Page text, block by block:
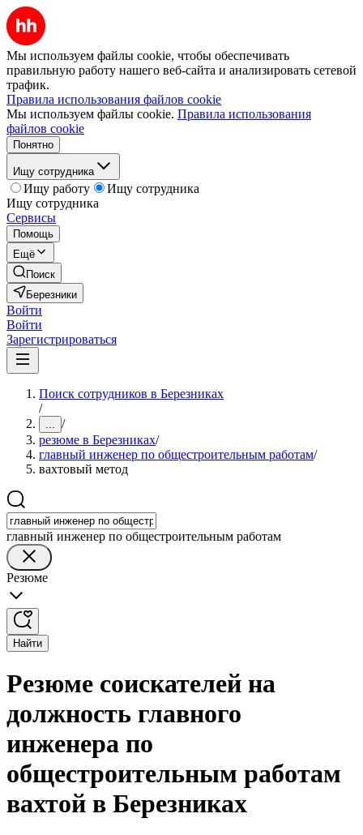
Мы используем файлы cookie, чтобы обеспечивать
правильную работу нашего веб-сайта и анализировать сетевой
трафик.
Правила использования файлов cookie
Мы используем файлы cookie. Правила использования
файлов cookie
Понятно
Ищу сотрудника
Ищу работу
Ищу сотрудника
Ищу сотрудника
Сервисы
Помощь
Ещё
Поиск
Березники
Войти
Войти
Зарегистрироваться
Поиск сотрудников в Березниках
/
... /
резюме в Березниках/
главный инженер по общестроительным работам/
вахтовый метод
главный инженер по общестроительным работам
Резюме
Найти
Резюме соискателей на
должность главного
инженера по
общестроительным работам
вахтой в Березниках